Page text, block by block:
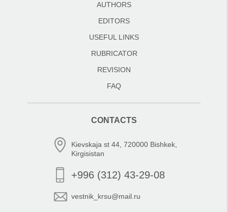
AUTHORS
EDITORS
USEFUL LINKS
RUBRICATOR
REVISION
FAQ
CONTACTS
Kievskaja st 44, 720000 Bishkek,
Kirgisistan
+996 (312) 43-29-08
vestnik_krsu@mail.ru